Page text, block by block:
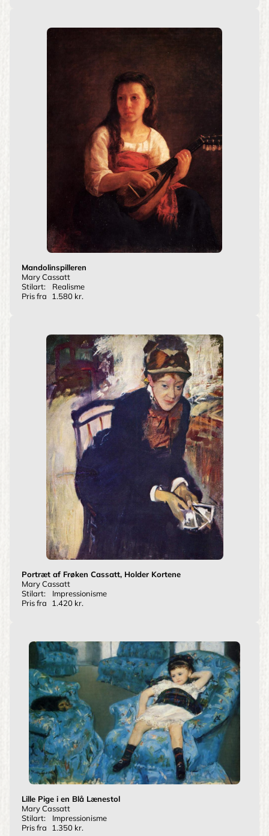
Mandolinspilleren
Mary Cassatt
Stilart:
Realisme
Pris fra
1.580 kr.
Portræt af Frøken Cassatt, Holder Kortene
Mary Cassatt
Stilart:
Impressionisme
Pris fra
1.420 kr.
Lille Pige i en Blå Lænestol
Mary Cassatt
Stilart:
Impressionisme
Pris fra
1.350 kr.